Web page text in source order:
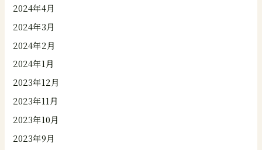
2024年4月
2024年3月
2024年2月
2024年1月
2023年12月
2023年11月
2023年10月
2023年9月